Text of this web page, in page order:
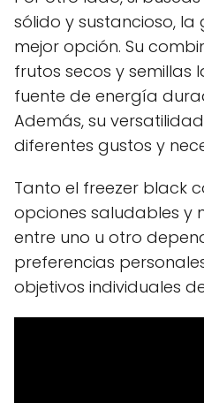
sólido y sustancioso,
mejor opción. Su
frutos secos y semillas
fuente de energía
Además, su
diferentes gustos y
Tanto el freezer black
opciones saludables y
entre uno u otro
preferencias
objetivos individuales